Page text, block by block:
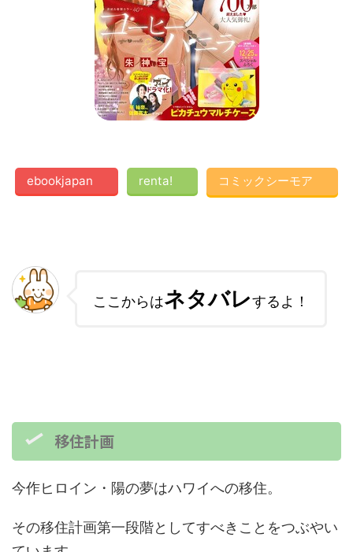
ebookjapan renta! コミックシーモア
ここからはネタバレするよ！
移住計画
今作ヒロイン・陽の夢はハワイへの移住。
その移住計画第一段階としてすべきことをつぶやい